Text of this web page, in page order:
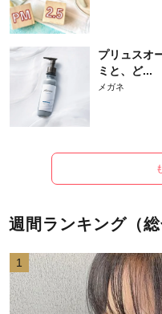
プリュスオ
ミと、ど...
メガネ
週間ランキング（総
1